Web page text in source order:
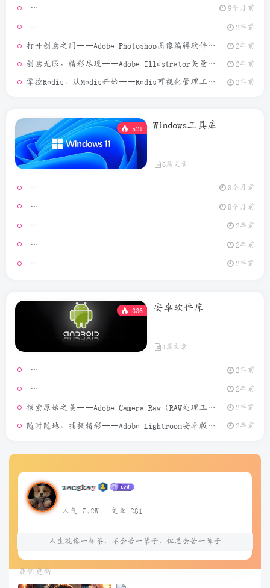
9个月前
2年前
打开创意之门——Adobe Photoshop图像编辑软件介绍 2年前
创意无限，精彩尽现——Adobe Illustrator矢量图形设计软件介绍 2年前
掌控Redis，从Medis开始——Redis可视化管理工具介绍 2年前
521 Windows工具库
6篇文章
Video
8个月前
MouseClick
8个月前
2年前
2年前
GeoPort
2年前
336 安卓软件库
4篇文章
2年前
模拟定位
2年前
探索原始之美——Adobe Camera Raw（RAW处理工具）介绍 2年前
随时随地，捕捉精彩——Adobe Lightroom安卓版介绍 2年前
wangkay
人气 7.2W+ 文章 281
人生就像一杯茶，不会苦一辈子，但总会苦一阵子
最新更新